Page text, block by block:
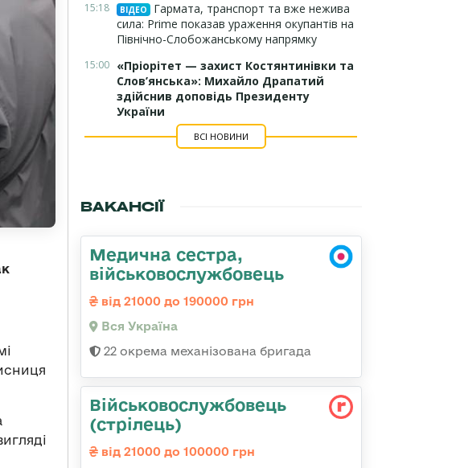
15:18 ВІДЕО
Гармата, транспорт та вже нежива
сила: Prime показав ураження окупантів на
Північно-Слобожанському напрямку
15:00 «Пріорітет — захист Костянтинівки та
Слов’янська»: Михайло Драпатий
здійснив доповідь Президенту
України
ВСІ НОВИНИ
ВАКАНСІЇ
Медична сестра,
військовослужбовець
від 21000 до 190000 грн
Вся Україна
22 окрема механізована бригада
Військовослужбовець
(стрілець)
від 21000 до 100000 грн